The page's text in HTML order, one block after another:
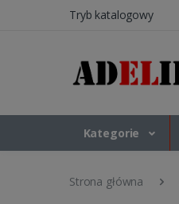
Tryb katalogowy
Kategorie
Strona główna